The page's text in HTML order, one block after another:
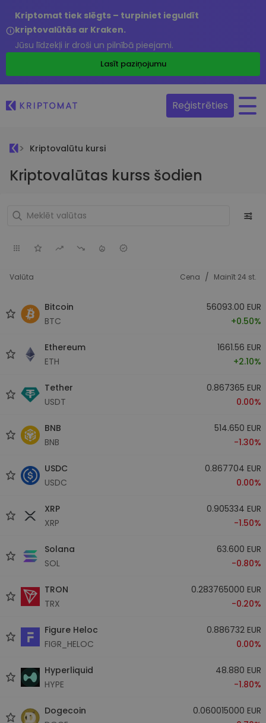
Kriptomat tiek slēgts – turpiniet ieguldīt
kriptovalūtās ar Kraken.
Jūsu līdzekļi ir droši un pilnībā pieejami.
Lasīt paziņojumu
Reģistrēties
Kriptovalūtu kursi
Kriptovalūtas kurss šodien
Valūta Cena / Mainīt 24 st.
Bitcoin
BTC
56093.00 EUR
+0.50%
Ethereum
ETH
1661.56 EUR
+2.10%
Tether
USDT
0.867365 EUR
0.00%
BNB
BNB
514.650 EUR
-1.30%
USDC
USDC
0.867704 EUR
0.00%
XRP
XRP
0.905334 EUR
-1.50%
Solana
SOL
63.600 EUR
-0.80%
TRON
TRX
0.283765000 EUR
-0.20%
Figure Heloc
FIGR_HELOC
0.886732 EUR
0.00%
Hyperliquid
HYPE
48.880 EUR
-1.80%
Dogecoin
0.060015000 EUR